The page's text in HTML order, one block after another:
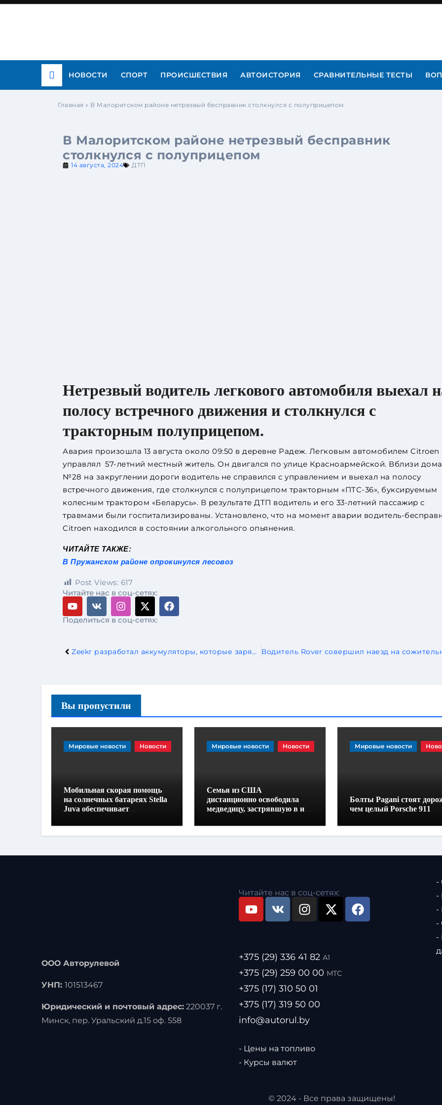
НОВОСТИ СПОРТ ПРОИСШЕСТВИЯ АВТОИСТОРИЯ СРАВНИТЕЛЬНЫЕ ТЕСТЫ
Главная » В Малоритском районе нетрезвый бесправник столкнулся с полуприцепом
В Малоритском районе нетрезвый бесправник
столкнулся с полуприцепом
14 августа, 2024 ДТП
Нетрезвый водитель легкового автомобиля выехал
полосу встречного движения и столкнулся с
тракторным полуприцепом.
Авария произошла 13 августа около 09:50 в деревне Радеж. Легковым автомобилем Citroen
управлял 57-летний местный житель. Он двигался по улице Красноармейской. Вблизи дома
№28 на закруглении дороги водитель не справился с управлением и выехал на полосу
встречного движения, где столкнулся с полуприцепом тракторным «ПТС-36», буксируемым
колесным трактором «Беларусь». В результате ДТП водитель и его 33-летний пассажир с
травмами были госпитализированы. Установлено, что на момент аварии водитель-
Citroen находился в состоянии алкогольного опьянения.
ЧИТАЙТЕ ТАКЖЕ:
В Пружанском районе опрокинулся лесовоз
Post Views: 617
Читайте нас в соц-сетях:
Поделиться в соц-сетях:
Zeekr разработал аккумуляторы, которые заряжаются с самой быстрой скоростью в мире
Вы пропустили
Мировые новости Новости
Мобильная скорая помощь
на солнечных батареях Stella
Juva обеспечивает
на колесах
Мировые новости Новости
Семья из США
дистанционно освободила
медведицу, застрявшую в их
Мировые новости
Болты Pagani стоят
чем целый Porsche 911
ООО Авторулевой
УНП: 101513467
Юридический и почтовый адрес: 220037 г.
Минск, пер. Уральский д.15 оф. 558
Читайте нас в соц-сетях:
+375 (29) 336 41 82 А1
+375 (29) 259 00 00 МТС
+375 (17) 310 50 01
+375 (17) 319 50 00
info@autorul.by
- Цены на топливо
- Курсы валют
-
-
-
-
-
© 2024 - Все права защищены!